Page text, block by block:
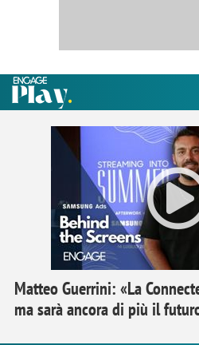
Matteo Guerrini: «La
ma sarà ancora di più il